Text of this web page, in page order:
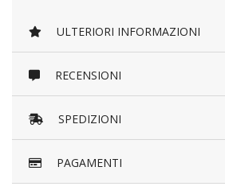
ULTERIORI INFORMAZIONI
RECENSIONI
SPEDIZIONI
PAGAMENTI